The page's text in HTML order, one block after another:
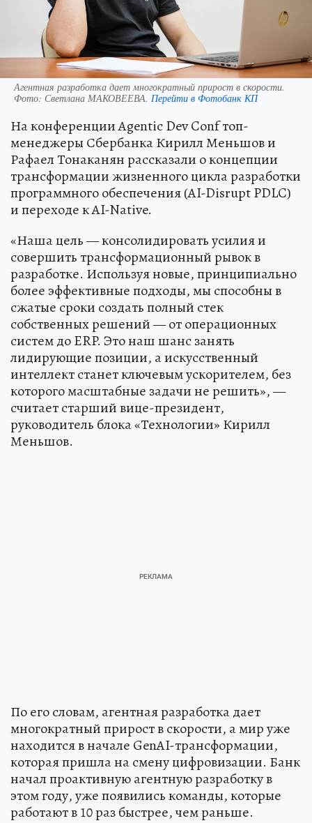
Агентная разработка дает многократный прирост в скорости.
Фото: Светлана МАКОВЕЕВА. Перейти в Фотобанк КП
На конференции Agentic Dev Conf топ-
менеджеры Сбербанка Кирилл Меньшов и
Рафаел Тонаканян рассказали о концепции
трансформации жизненного цикла разработки
программного обеспечения (AI-Disrupt PDLC)
и переходе к AI-Native.
«Наша цель — консолидировать усилия и
совершить трансформационный рывок в
разработке. Используя новые, принципиально
более эффективные подходы, мы способны в
сжатые сроки создать полный стек
собственных решений — от операционных
систем до ERP. Это наш шанс занять
лидирующие позиции, а искусственный
интеллект станет ключевым ускорителем, без
которого масштабные задачи не решить», —
считает старший вице-президент,
руководитель блока «Технологии» Кирилл
Меньшов.
По его словам, агентная разработка дает
многократный прирост в скорости, а мир уже
находится в начале GenAI-трансформации,
которая пришла на смену цифровизации. Банк
начал проактивную агентную разработку в
этом году, уже появились команды, которые
работают в 10 раз быстрее, чем раньше.